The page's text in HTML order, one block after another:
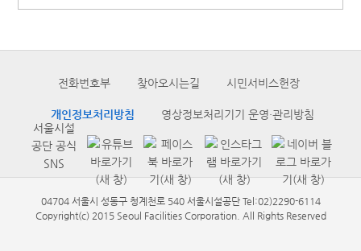
전화번호부 찾아오시는길 시민서비스헌장
개인정보처리방침
영상정보처리기기 운영·관리방침
서울시설
공단 공식
SNS
04704 서울시 성동구 청계천로 540 서울시설공단 Tel:02)2290-6114
Copyright(c) 2015 Seoul Facilities Corporation. All Rights Reserved